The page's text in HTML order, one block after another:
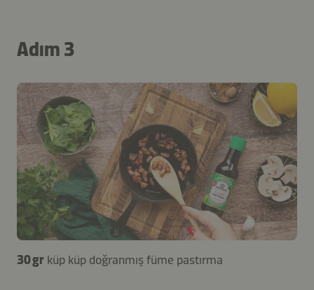
Adım 3
30 gr küp küp doğranmış füme pastırma